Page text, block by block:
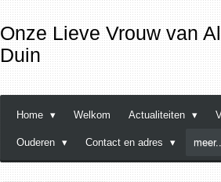
OnzeLieveVrouw van
Duin
Home Welkom Actualiteiten
Ouderen Contact en adres